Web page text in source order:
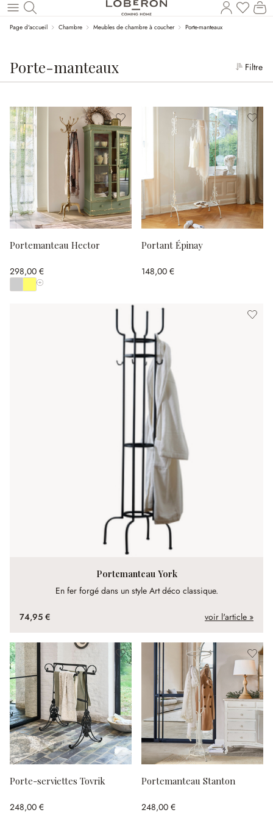
Revenir au contenu principal
Page d'accueil Chambre Meubles de chambre à coucher Porte-manteaux
Porte-manteaux Filtre
Portemanteau Hector
298,00 €
Afficher toutes les couleurs
Portemanteau York
En fer forgé dans un style Art déco classique.
74,95 € voir l'article »
Portant Épinay
148,00 €
Porte-serviettes Tovrik
248,00 €
Portemanteau Stanton
248,00 €